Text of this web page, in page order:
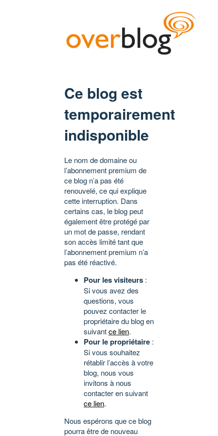
Ce blog est
temporairement
indisponible
Le nom de domaine ou
l’abonnement premium de
ce blog n’a pas été
renouvelé, ce qui explique
cette interruption. Dans
certains cas, le blog peut
également être protégé par
un mot de passe, rendant
son accès limité tant que
l’abonnement premium n’a
pas été réactivé.
Pour les visiteurs :
Si vous avez des
questions, vous
pouvez contacter le
propriétaire du blog en
suivantce lien.
Pour le propriétaire :
Si vous souhaitez
rétablir l’accès à votre
blog, nous vous
invitons à nous
contacter en suivant
ce lien.
Nous espérons que ce blog
pourra être de nouveau